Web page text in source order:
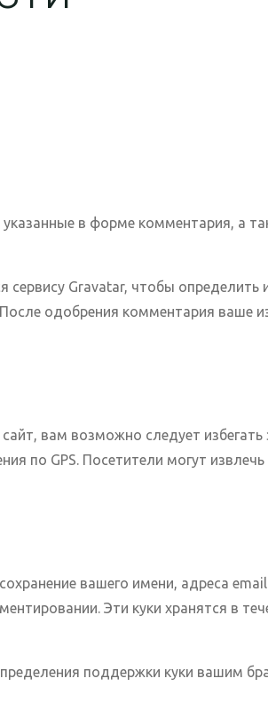
в форме комментария, а
Gravatar, чтобы определить
одобрения комментария ваше
вам возможно следует избегать
по GPS. Посетители могут извлечь
вашего имени, адреса email
Эти куки хранятся в
поддержки куки вашим